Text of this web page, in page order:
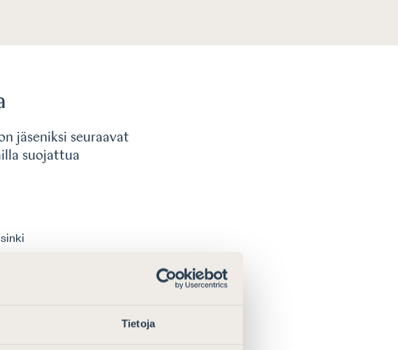
Tietoja
jäseniksi seuraavat
suojattua